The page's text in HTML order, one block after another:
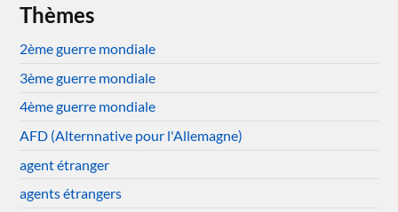
Thèmes
2ème guerre mondiale
3ème guerre mondiale
4ème guerre mondiale
AFD (Alternnative pour l'Allemagne)
agent étranger
agents étrangers